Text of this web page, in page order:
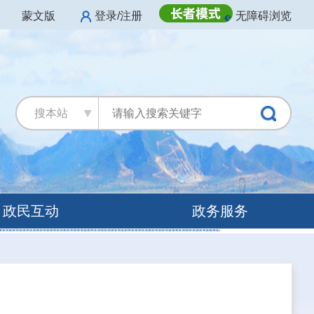
蒙文版 登录/注册 无障碍浏览
搜本站
政民互动 政务服务